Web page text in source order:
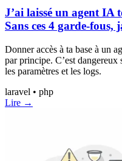
J’ai laissé un agent IA
Sans ces 4 garde-fous,
Donner accès à ta base à un
par principe. C’est
les paramètres et les logs.
laravel • php
Lire →